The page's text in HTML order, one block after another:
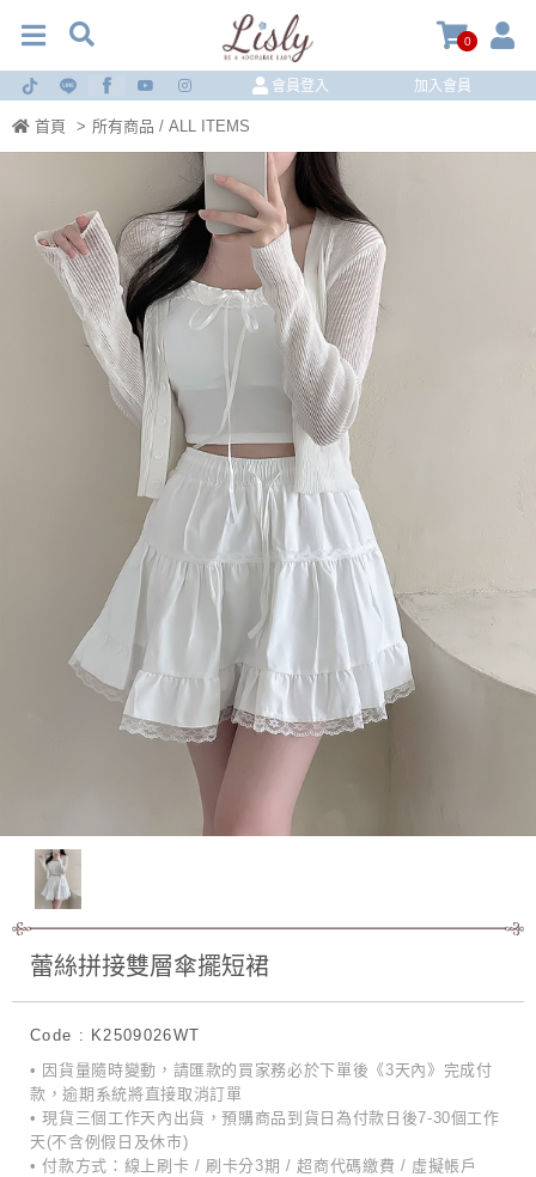
0
會員登入 加入會員
首頁 > 所有商品 / ALL ITEMS
蕾絲拼接雙層傘擺短裙
Code : K2509026WT
• 因貨量隨時變動，請匯款的買家務必於下單後《3天內》完成付
款，逾期系統將直接取消訂單
• 現貨三個工作天內出貨，預購商品到貨日為付款日後7-30個工作
天(不含例假日及休市)
• 付款方式：線上刷卡 / 刷卡分3期 / 超商代碼繳費 / 虛擬帳戶